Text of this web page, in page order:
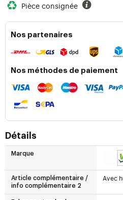
Pièce consignée
Nos partenaires
Nos méthodes de paiement
Détails
Marque
Article complémentaire /
info complémentaire 2
Avec